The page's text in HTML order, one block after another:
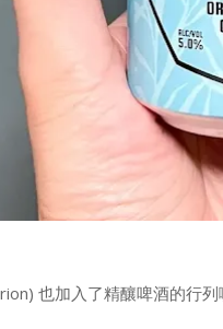
也加入了精釀啤酒的行